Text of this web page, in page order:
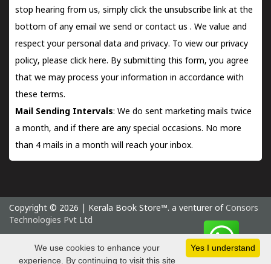
stop hearing from us, simply click the unsubscribe link at the
bottom of any email we send orcontact us . We value and
respect your personal data and privacy. To view our privacy
policy, please click here. By submitting this form, you agree
that we may process your information in accordance with
these terms.
Mail Sending Intervals: We do sent marketing mails twice
a month, and if there are any special occasions. No more
than 4 mails in a month will reach your inbox.
Copyright © 2026 | Kerala Book Store™. a venturer of Consors
Technologies Pvt Ltd
Sunday 9 August, 2026 IST
Yes I understand
We use cookies to enhance your
experience. By continuing to visit this site